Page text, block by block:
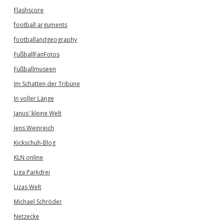
Flashscore
football arguments
footballandgeography
FußballFanFotos
Fußballmuseen
Im Schatten der Tribüne
In voller Länge
Janus' kleine Welt
Jens Weinreich
Kickschuh-Blog
KLN online
Liga Parkdrei
Lizas Welt
Michael Schröder
Netzecke